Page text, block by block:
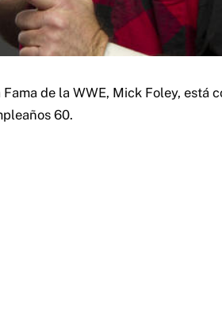
de la WWE, Mick Foley, está
60.